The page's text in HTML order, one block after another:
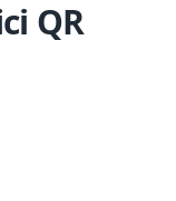
QR